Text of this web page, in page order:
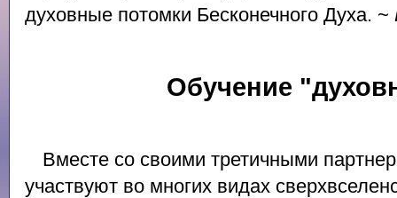
духовные потомки Бесконечного Духа. ~
Обучение
Вместе со своими третичными
участвуют во многих видах